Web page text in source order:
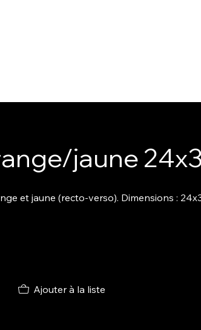
jaune
et jaune (recto-verso). Dimensions :
Ajouter à la liste